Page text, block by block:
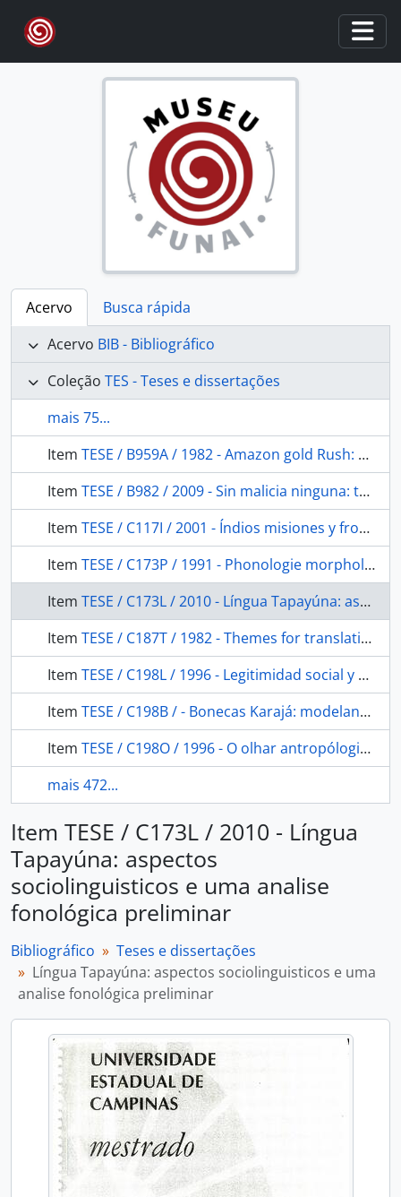
Skip to main content
Acervo
Busca rápida
Acervo BIB - Bibliográfico
Coleção TES - Teses e dissertações
mais 75...
Item TESE / B959A / 1982 - Amazon gold Rush: markets and the Munduruku indians
Item TESE / B982 / 2009 - Sin malicia ninguna: transformación indigena colonial y estrategias sociales y culturales en un kuraka ilegitimo (Huaylas 1647-48)
Item TESE / C117I / 2001 - Índios misiones y fronteras: una historia de las misiones católicas en el Vaupés 1850-1950
Item TESE / C173P / 1991 - Phonologie morphologie et syntaxe: etude descriptive de la langue Caxinaua (Pano)
Item TESE / C173L / 2010 - Língua Tapayúna: aspectos sociolinguisticos e uma analise fonológica preliminar
Item TESE / C187T / 1982 - Themes for translating: an account of the WayApí indians of Amapá northern Brazil
Item TESE / C198L / 1996 - Legitimidad social y proceso de legalizacion de la medicina ìndigena en América Latina: estudio en Mexico y Bolívia
Item TESE / C198B / - Bonecas Karajá: modelando inovaçoes transmitindo tradiçoes
Item TESE / C198O / 1996 - O olhar antropólogico: o índio brasileiro sob a visão de Harold Shultz
mais 472...
Item TESE / C173L / 2010 - Língua
Tapayúna: aspectos
sociolinguisticos e uma analise
fonológica preliminar
Bibliográfico
Teses e dissertações
Língua Tapayúna: aspectos sociolinguisticos e uma
analise fonológica preliminar